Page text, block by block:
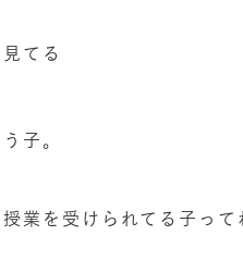
てる
子。
業を受けられてる子って